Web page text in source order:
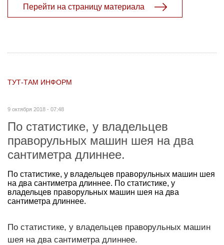
Перейти на страницу материала
ТУТ-ТАМ ИНФОРМ
9 октября 2018 - 07:48
По статистике, у владельцев
праворульных машин шея на два
сантиметра длиннее.
По статистике, у владельцев праворульных машин шея
на два сантиметра длиннее. По статистике, у
владельцев праворульных машин шея на два
сантиметра длиннее.
По статистике, у владельцев праворульных машин
шея на два сантиметра длиннее.